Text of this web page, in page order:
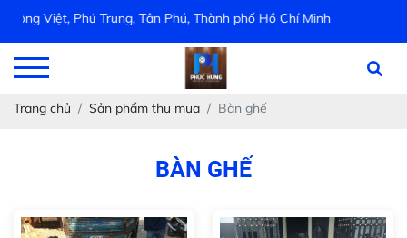
Việt, Phú Trung, Tân Phú, Thành phố Hồ Chí Minh
Trang chủ Sản phẩm thu mua Bàn ghế
BÀN GHẾ